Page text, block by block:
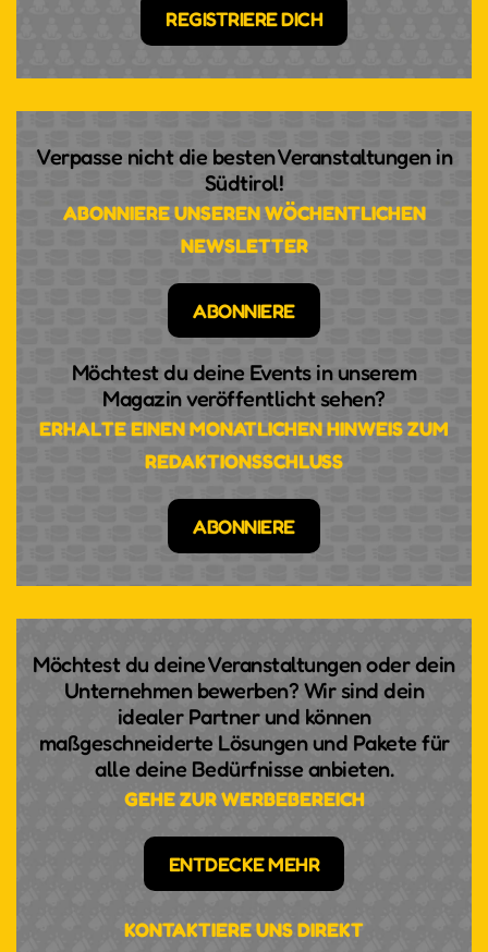
REGISTRIERE DICH
Verpasse nicht die besten Veranstaltungen in
Südtirol!
ABONNIERE UNSEREN WÖCHENTLICHEN
NEWSLETTER
ABONNIERE
Möchtest du deine Events in unserem
Magazin veröffentlicht sehen?
ERHALTE EINEN MONATLICHEN HINWEIS ZUM
REDAKTIONSSCHLUSS
ABONNIERE
Möchtest du deine Veranstaltungen oder dein
Unternehmen bewerben? Wir sind dein
idealer Partner und können
maßgeschneiderte Lösungen und Pakete für
alle deine Bedürfnisse anbieten.
GEHE ZUR WERBEBEREICH
ENTDECKE MEHR
KONTAKTIERE UNS DIREKT